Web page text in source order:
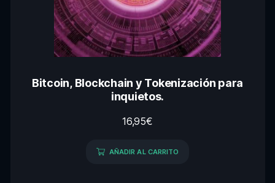
Bitcoin, Blockchain y Tokenización para
inquietos.
16,95€
AÑADIR AL CARRITO